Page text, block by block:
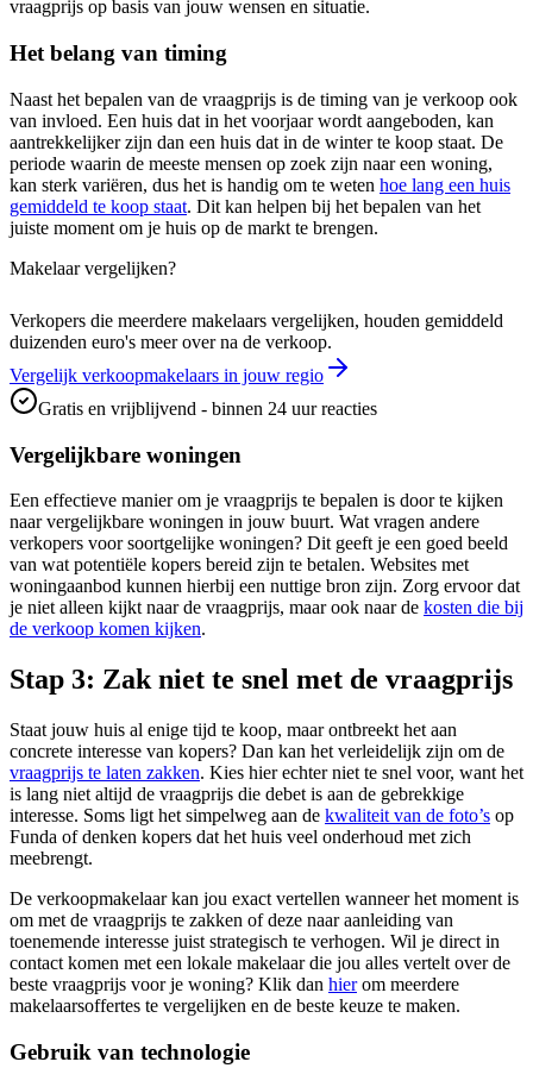
vraagprijs op basis van jouw wensen en situatie.
Het belang van timing
Naast het bepalen van de vraagprijs is de timing van je verkoop ook
van invloed. Een huis dat in het voorjaar wordt aangeboden, kan
aantrekkelijker zijn dan een huis dat in de winter te koop staat. De
periode waarin de meeste mensen op zoek zijn naar een woning,
kan sterk variëren, dus het is handig om te weten hoe lang een huis
gemiddeld te koop staat. Dit kan helpen bij het bepalen van het
juiste moment om je huis op de markt te brengen.
Makelaar vergelijken?
Verkopers die meerdere makelaars vergelijken, houden gemiddeld
duizenden euro's meer over na de verkoop.
Vergelijk verkoopmakelaars in jouw regio
Gratis en vrijblijvend - binnen 24 uur reacties
Vergelijkbare woningen
Een effectieve manier om je vraagprijs te bepalen is door te kijken
naar vergelijkbare woningen in jouw buurt. Wat vragen andere
verkopers voor soortgelijke woningen? Dit geeft je een goed beeld
van wat potentiële kopers bereid zijn te betalen. Websites met
woningaanbod kunnen hierbij een nuttige bron zijn. Zorg ervoor dat
je niet alleen kijkt naar de vraagprijs, maar ook naar de kosten die bij
de verkoop komen kijken.
Stap 3: Zak niet te snel met de vraagprijs
Staat jouw huis al enige tijd te koop, maar ontbreekt het aan
concrete interesse van kopers? Dan kan het verleidelijk zijn om de
vraagprijs te laten zakken. Kies hier echter niet te snel voor, want het
is lang niet altijd de vraagprijs die debet is aan de gebrekkige
interesse. Soms ligt het simpelweg aan de kwaliteit van de foto’s op
Funda of denken kopers dat het huis veel onderhoud met zich
meebrengt.
De verkoopmakelaar kan jou exact vertellen wanneer het moment is
om met de vraagprijs te zakken of deze naar aanleiding van
toenemende interesse juist strategisch te verhogen. Wil je direct in
contact komen met een lokale makelaar die jou alles vertelt over de
beste vraagprijs voor je woning? Klik dan hierom meerdere
makelaarsoffertes te vergelijken en de beste keuze te maken.
Gebruik van technologie